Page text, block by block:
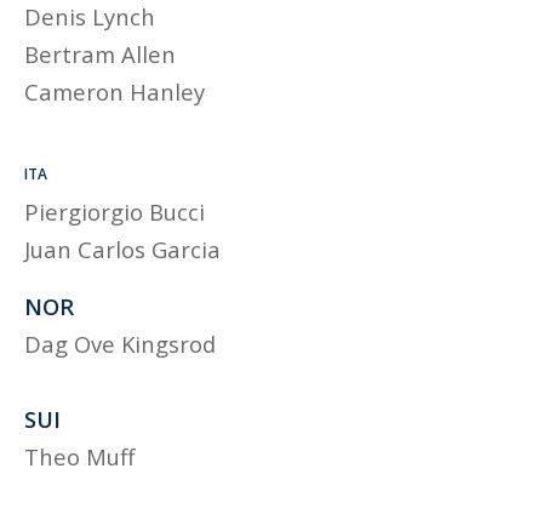
Denis Lynch
Bertram Allen
Cameron Hanley
ITA
Piergiorgio Bucci
Juan Carlos Garcia
NOR
Dag Ove Kingsrod
SUI
Theo Muff